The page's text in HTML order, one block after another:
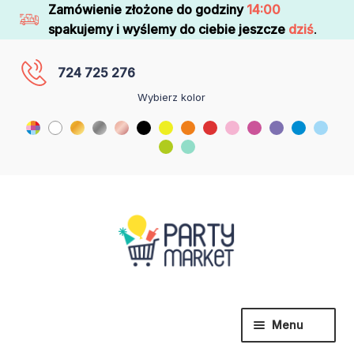
Zamówienie złożone do godziny 14:00
spakujemy i wyślemy do ciebie jeszcze dziś.
724 725 276
Wybierz kolor
Menu